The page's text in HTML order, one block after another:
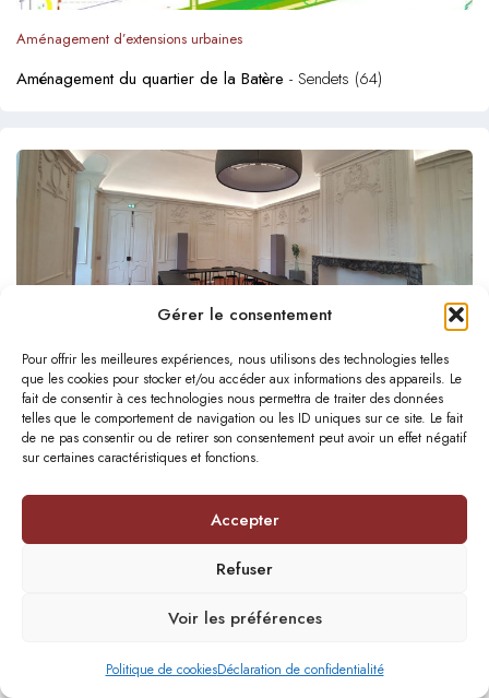
Gérer le consentement
Pour offrir les meilleures expériences, nous utilisons des technologies telles
que les cookies pour stocker et/ou accéder aux informations des appareils. Le
fait de consentir à ces technologies nous permettra de traiter des données
telles que le comportement de navigation ou les ID uniques sur ce site. Le fait
de ne pas consentir ou de retirer son consentement peut avoir un effet négatif
sur certaines caractéristiques et fonctions.
Accepter
Refuser
Voir les préférences
Politique de cookiesDéclaration de confidentialité
Aménagement d’extensions urbaines
Aménagement du quartier de la Batère - Sendets (64)
Restauration de la salle des gypseries de l’ancienne abbaye de
Saint-Sever-de-Rustan- Saint-Sever-de-Rustan (65)
Chartes et documents pédagogiques